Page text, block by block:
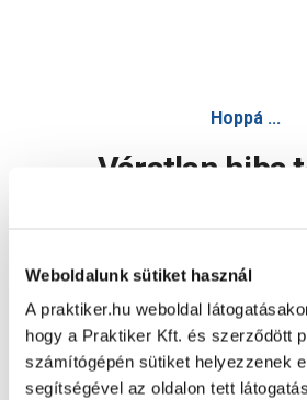
Weboldalunk sütiket használ
A praktiker.hu weboldal
hogy a Praktiker Kft. és szerződött
számítógépén sütiket helyezzenek
segítségével az oldalon tett
Hoppá ...
Váratlan hiba
Oldal újratöltése